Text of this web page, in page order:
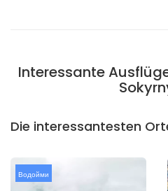
Interessante
Die interessantesten
Водойми